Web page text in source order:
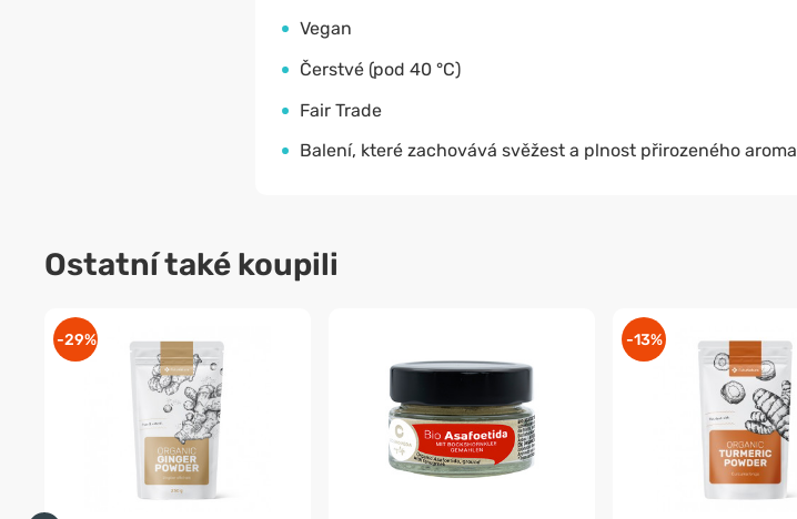
Vegan
Čerstvé (pod 40 °C)
Fair Trade
Balení, které zachovává svěžest a plnost přirozeného aroma
Ostatní také koupili
-29% -13%